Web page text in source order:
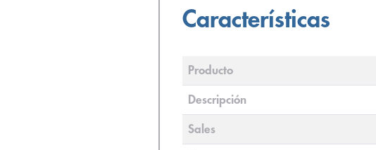
Características
Producto
Descripción
Sales